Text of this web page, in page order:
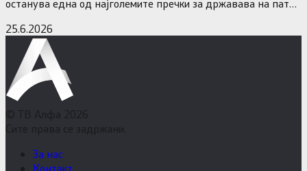
останува една од најголемите пречки за државава на патот
25.6.2026
© ТВ Алфа 2026
Сите права се задржани.
За нас
Контакт